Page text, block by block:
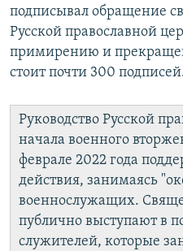
подписывал обращение
Русской православной
примирению и
стоит почти 300
Руководство Русской
начала военного
феврале 2022 года
действия, занимаясь
военнослужащих.
публично выступают в
служителей, которые